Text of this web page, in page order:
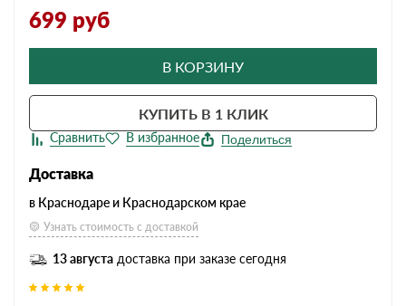
699 руб
В КОРЗИНУ
КУПИТЬ В 1 КЛИК
Поделиться
Доставка
в Краснодаре и Краснодарском крае
Узнать стоимость с доставкой
13 августа доставка при заказе сегодня